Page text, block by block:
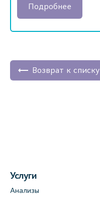
Подробнее
Возврат к списку
Услуги
Анализы